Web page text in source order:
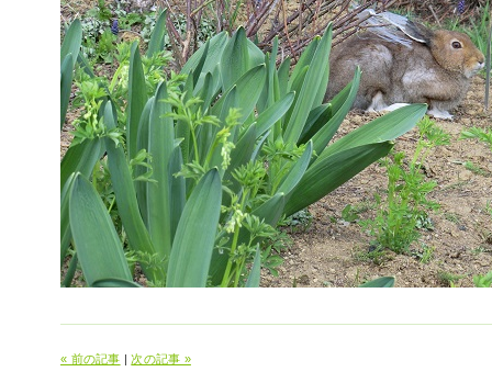
« 前の記事 |次の記事 »